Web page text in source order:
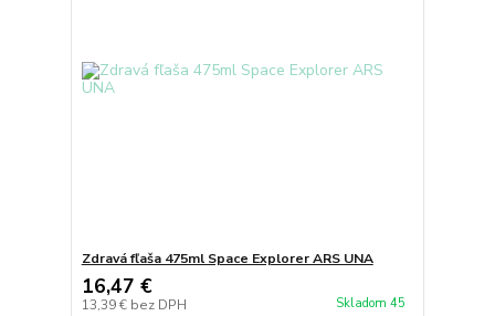
Zdravá fľaša 475ml Space Explorer ARS UNA
16,47 €
13,39 € bez DPH Skladom 45